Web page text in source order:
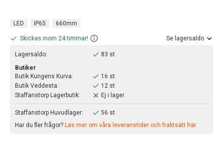
LED IP65 660mm
Skickas inom 24 timmar! Se lagersaldo
Lagersaldo:
83 st
Butiker
Butik Kungens Kurva:
16 st
Butik Veddesta:
12 st
Staffanstorp Lagerbutik:
Ej i lager
Staffanstorp Huvudlager:
56 st
Har du fler frågor? Läs mer om våra leveranstider och fraktsätt här.